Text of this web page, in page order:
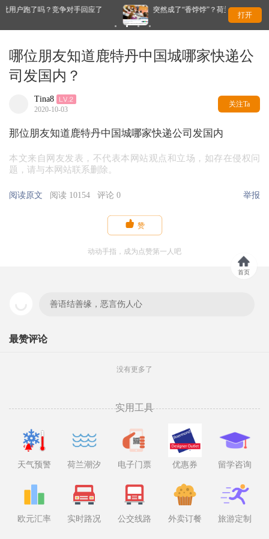
回应了 突然成了“香饽饽”？荷兰年轻人扎堆当老师，发生了什么？
打开
哪位朋友知道鹿特丹中国城哪家快递公
司发国内？
Tina8
2020-10-03
关注Ta
那位朋友知道鹿特丹中国城哪家快递公司发国内
本文来自网友发表，不代表本网站观点和立场，如存在侵权问
题，请与本网站联系删除。
阅读原文 阅读 10154 评论 0 举报
 赞
动动手指，成为点赞第一人吧
善语结善缘，恶言伤人心
最赞评论
没有更多了
首页
实用工具
天气预警 荷兰潮汐 电子门票 优惠券 留学咨询
欧元汇率 实时路况 公交线路 外卖订餐 旅游定制